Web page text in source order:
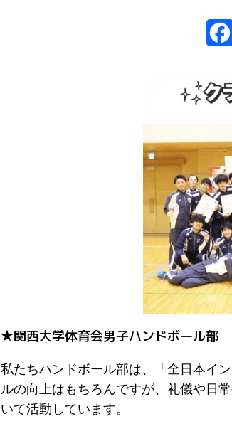
★関西大学体育会男子ハンドボール部
私たちハンドボール部は、「全日本イ
ルの向上はもちろんですが、礼儀や日
いて活動しています。